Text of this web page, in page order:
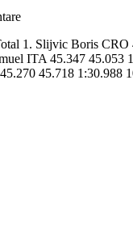
1. Slijvic Boris
ITA 45.347 45.053
45.718